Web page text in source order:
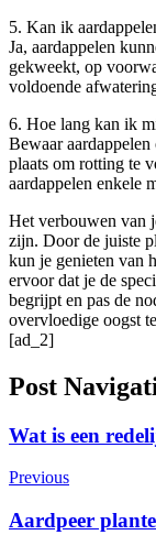
5. Kan ik
Ja, aardappelen
gekweekt, op
voldoende
6. Hoe lang kan ik
Bewaar
plaats om rotting te
aardappelen enkele
Het verbouwen van
zijn. Door de juiste
kun je genieten van
ervoor dat je de
begrijpt en pas de
overvloedige oogst
[ad_2]
Post
Wat is een
Previous
Aardpeer